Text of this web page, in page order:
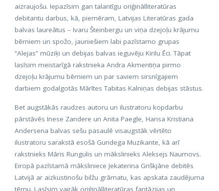
aizraujošu. Iepazīsim gan talantīgu oriģinālliteratūras
debitantu darbus, kā, piemēram, Latvijas Literatūras gada
balvas laureātus – Ivaru Šteinbergu un viņa dzejoļu krājumu
bērniem un spožo, jauniešiem labi pazīstamo grupas
“Alejas” mūziķi un debijas balvas ieguvēju Kirilu Ēci. Tāpat
lasīsim meistarīgā rakstnieka Andra Akmentiņa pirmo
dzejoļu krājumu bērniem un par saviem sirsnīgajiem
darbiem godalgotās Mārītes Tabitas Kalniņas debijas stāstus.
Bet augstākās raudzes autoru un ilustratoru kopdarbu
pārstāvēs Inese Zandere un Anita Paegle, Hansa Kristiana
Andersena balvas sešu pasaulē visaugstāk vērtēto
ilustratoru sarakstā esošā Gundega Muzikante, kā arī
rakstnieks Māris Rungulis un mākslinieks Aleksejs Naumovs.
Eiropā pazīstamā māksliniece Jekaterina Griškjāne debitēs
Latvijā ar aizkustinošu bilžu grāmatu, kas apskata zaudējuma
tēmu. Lasīsim vairāk oriģinālliteratūras fantāzijas un